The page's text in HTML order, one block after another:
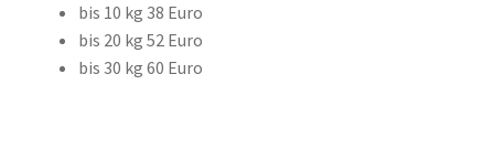
bis 10 kg 38 Euro
bis 20 kg 52 Euro
bis 30 kg 60 Euro